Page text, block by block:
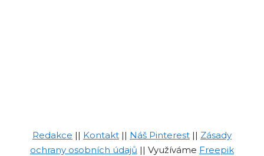
Redakce || Kontakt || Náš Pinterest || Zásady
ochrany osobních údajů || Využíváme Freepik